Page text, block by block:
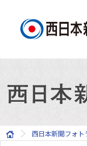
西日本新聞フォト